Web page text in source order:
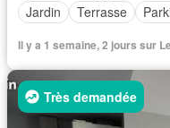
Jardin
Terrasse
Il y a 1 semaine, 2 jours sur
Très demandée